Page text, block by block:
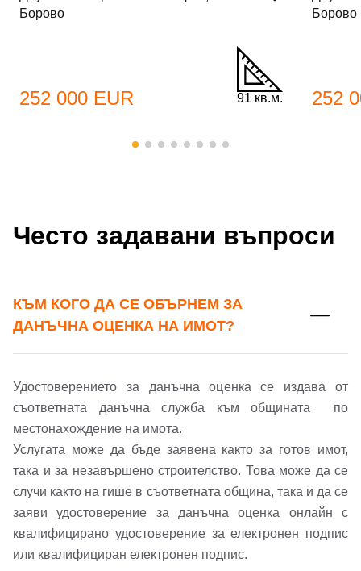
Вход
Вход като гост
Вход с Google
Вход с Facebook
Борово
252 000 EUR 91 кв.м.
Борово
252
Често задавани въпроси
КЪМ КОГО ДА СЕ ОБЪРНЕМ ЗА
ДАНЪЧНА ОЦЕНКА НА ИМОТ?
Удостоверението за данъчна оценка се издава от
съответната данъчна служба към общината по
местонахождение на имота.
Услугата може да бъде заявена както за готов имот,
така и за незавършено строителство. Това може да се
случи както на гише в съответната община, така и да се
заяви удостоверение за данъчна оценка онлайн с
квалифицирано удостоверение за електронен подпис
или квалифициран електронен подпис.
Заяви оглед